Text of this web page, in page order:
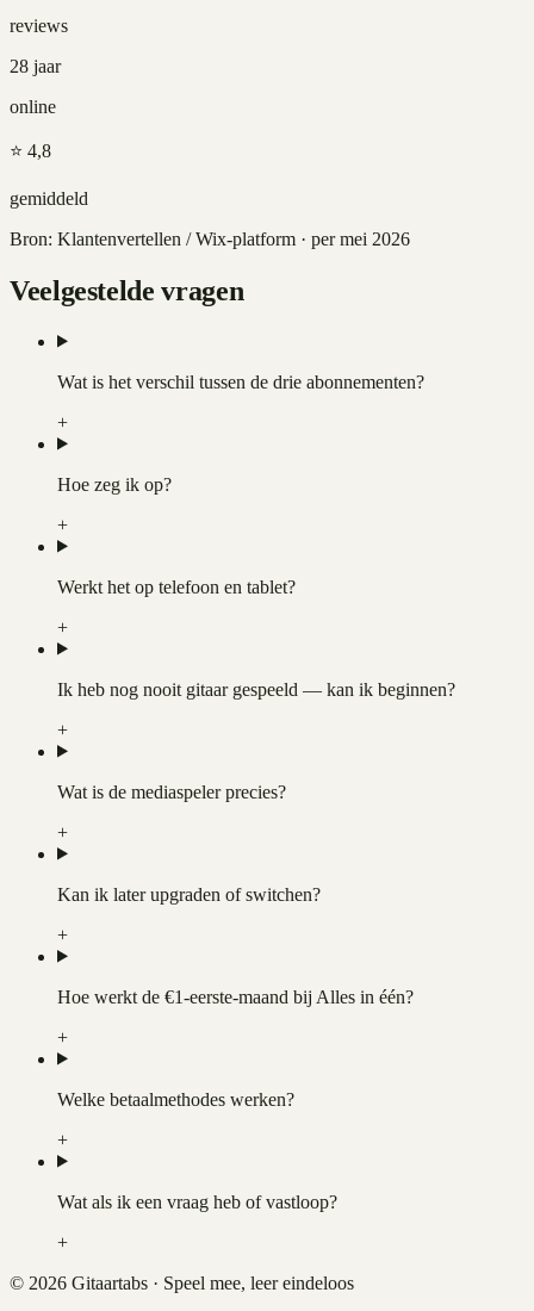
reviews
28 jaar
online
⭐ 4,8
gemiddeld
Bron: Klantenvertellen / Wix-platform · permei 2026
Veelgestelde vragen
Wat is het verschil tussen de drie abonnementen?
+
Hoe zeg ik op?
+
Werkt het op telefoon en tablet?
+
Ik heb nog nooit gitaar gespeeld — kan ik beginnen?
+
Wat is de mediaspeler precies?
+
Kan ik later upgraden of switchen?
+
Hoe werkt de €1-eerste-maand bij Alles in één?
+
Welke betaalmethodes werken?
+
Wat als ik een vraag heb of vastloop?
+
© 2026 Gitaartabs · Speel mee, leer eindeloos